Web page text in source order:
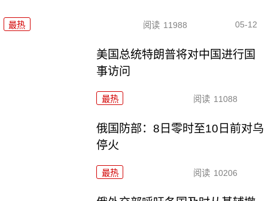
最热 阅读 11988 05-12
美国总统特朗普将对中国进行国
事访问
最热 阅读 11088
俄国防部：8日零时至10日前对乌
停火
最热 阅读 10206